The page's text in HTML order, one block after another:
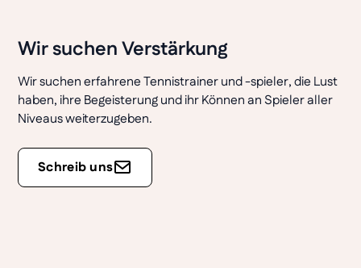
Wir suchen Verstärkung
Wir suchen erfahrene Tennistrainer und -spieler, die Lust
haben, ihre Begeisterung und ihr Können an Spieler aller
Niveaus weiterzugeben.
Schreib uns